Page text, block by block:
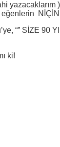
yazacaklarım
“” SİZE 90
ki!